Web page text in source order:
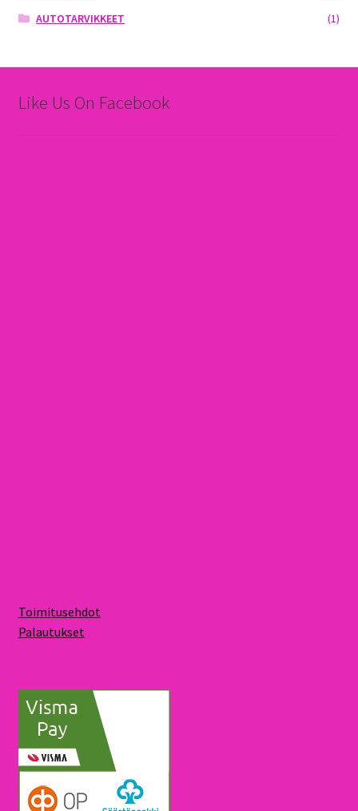
AUTOTARVIKKEET
(1)
Like Us On Facebook
Toimitusehdot
Palautukset